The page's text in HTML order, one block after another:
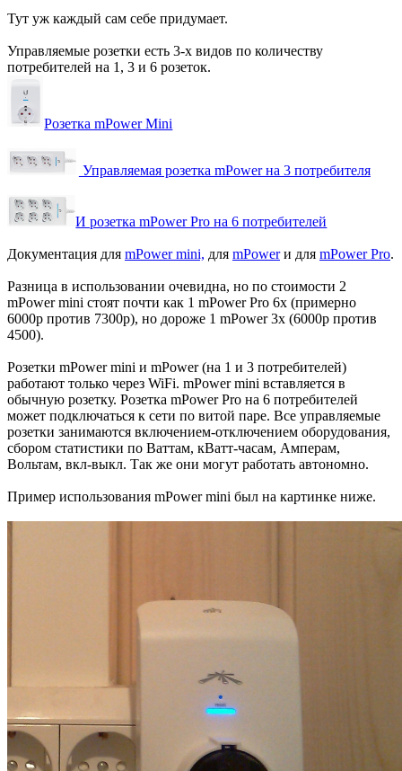
Тут уж каждый сам себе придумает.
Управляемые розетки есть 3-х видов по количеству
потребителей на 1, 3 и 6 розеток.
Розетка mPower Mini
Управляемая розетка mPower на 3 потребителя
И розетка mPower Pro на 6 потребителей
Документация для mPower mini, для mPowerи для mPower Pro.
Разница в использовании очевидна, но по стоимости 2
mPower mini стоят почти как 1 mPower Pro 6х (примерно
6000р против 7300р), но дороже 1 mPower 3х (6000р против
4500).
Розетки mPower mini и mPower (на 1 и 3 потребителей)
работают только через WiFi. mPower mini вставляется в
обычную розетку. Розетка mPower Pro на 6 потребителей
может подключаться к сети по витой паре. Все управляемые
розетки занимаются включением-отключением оборудования,
сбором статистики по Ваттам, кВатт-часам, Амперам,
Вольтам, вкл-выкл. Так же они могут работать автономно.
Пример использования mPower mini был на картинке ниже.